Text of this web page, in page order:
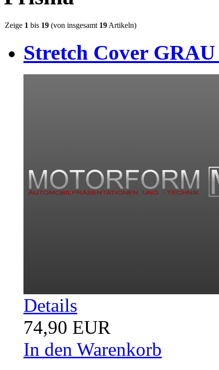
Zeige 1 bis 19 (von insgesamt 19Artikeln)
Stretch Cover
Details
74,90 EUR
In den Warenkorb